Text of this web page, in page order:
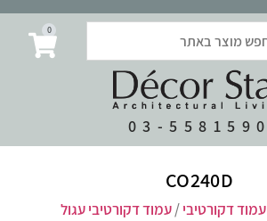
03-5581590
0
CO240D
עמוד דקורטיבי/עמוד דקורטיבי עגול